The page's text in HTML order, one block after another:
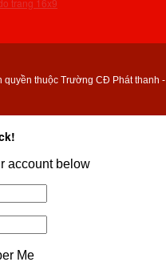
quyền thuộc Trường CĐ Phát thanh -
account below
Me